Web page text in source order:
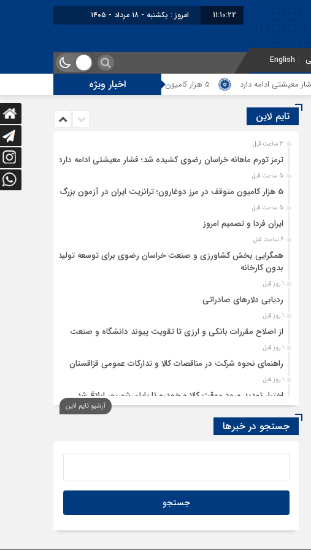
11:10:22 امروز : یکشنبه - ۱۸ مرداد - ۱۴۰۵
English
اخبار ویژه ادامه دارد 5 هزار کامیون متوقف در مرز دوغارون؛ ترانزیت ایران در آزمون بزرگ
تایم لاین
3 ساعت قبل
ترمز تورم ماهانه خراسان رضوی کشیده شد؛ فشار معیشتی ادامه دارد
5 ساعت قبل
5 هزار کامیون متوقف در مرز دوغارون؛ ترانزیت ایران در آزمون بزرگ
5 ساعت قبل
ایران فردا و تصمیم امروز
6 ساعت قبل
همگرایی بخش کشاورزی و صنعت خراسان رضوی برای توسعه تولید
بدون کارخانه
1 روز قبل
ردیابی دلارهای صادراتی
1 روز قبل
از اصلاح مقررات بانکی و ارزی تا تقویت پیوند دانشگاه و صنعت
1 روز قبل
راهنمای نحوه شرکت در مناقصات کالا و تدارکات عمومی قزاقستان
1 روز قبل
اختیار تمدید ورود موقت کالا و خودرو تا پایان شهریور ابلاغ شد
تمدید امکان استفادۀ واردکنندگان دارو از اوراق گام تا پایان سال
آرشیو تایم لاین
جستجو در خبرها